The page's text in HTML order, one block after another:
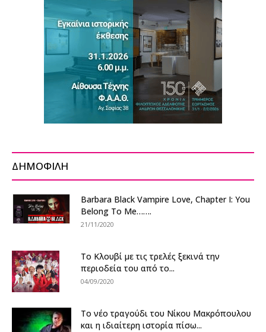
ΔΗΜΟΦΙΛΗ
Barbara Black Vampire Love, Chapter I: You
Belong To Me…….
21/11/2020
Το Κλουβί με τις τρελές ξεκινά την
περιοδεία του από το...
04/09/2020
Το νέο τραγούδι του Νίκου Μακρόπουλου
και η ιδιαίτερη ιστορία πίσω...